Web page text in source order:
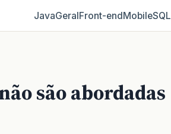
JavaGeralFront‑endMobileSQL
são abordadas